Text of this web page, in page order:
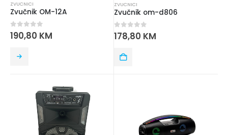
ZVUCNICI
Zvučnik OM-12A
0out of 5
190,80 KM
ZVUCNICI
Zvučnik om-d806
0out of 5
178,80 KM